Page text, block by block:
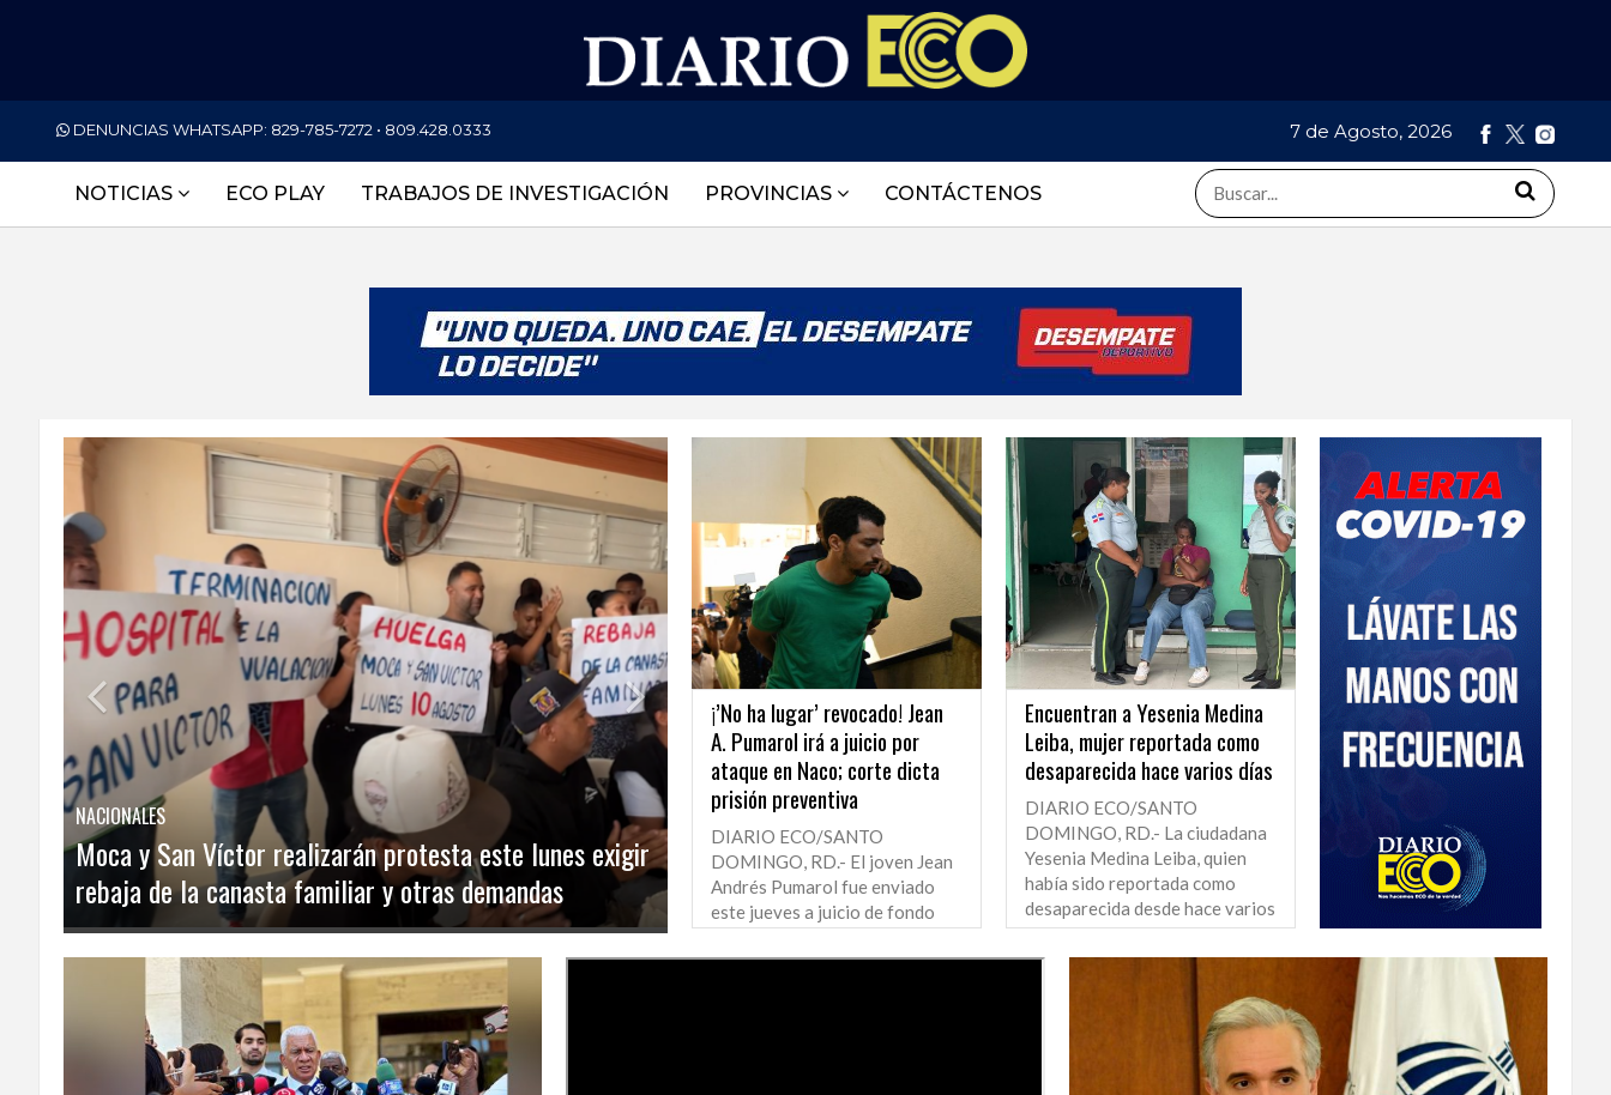
DENUNCIAS WHATSAPP: 829-785-7272 • 809.428.0333 7 de Agosto, 2026
NOTICIAS ECO PLAY TRABAJOS DE INVESTIGACIÓN PROVINCIAS CONTÁCTENOS
NACIONALES
SALUD
TECNOLOGÍA
ECO
PLAY
TRABAJOS
INVESTIGACIÓN
PROVINCIAS
DISTRITO
NACIONAL
SANTO
NACIONALES
Agropecuarios alertan sobre avance de la peste porcina
africana; advierten respuesta oficial es insuficiente ante
expansión
¡’No ha lugar’ revocado! Jean
A. Pumarol irá a juicio por
ataque en Naco; corte dicta
prisión preventiva
DIARIO ECO/SANTO
DOMINGO, RD.- El joven Jean
Andrés Pumarol fue enviado
este jueves a juicio de fondo
Encuentran a Yesenia Medina
Leiba, mujer reportada como
desaparecida hace varios días
DIARIO ECO/SANTO
DOMINGO, RD.- La ciudadana
Yesenia Medina Leiba, quien
había sido reportada como
desaparecida desde hace varios
días......